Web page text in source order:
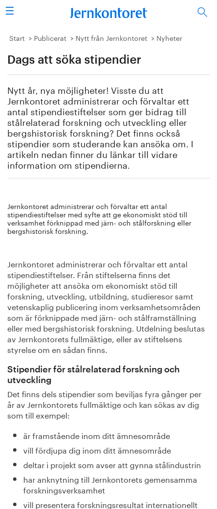
Sök
Stålindustrin
Vision 2050
Forskning/utbildning
Energi/miljö
Vi tycker
Publicerat
Bildbank
Om oss
Start Publicerat Nytt från Jernkontoret Nyheter
Dags att söka stipendier
Nytt år, nya möjligheter! Visste du att
Jernkontoret administrerar och förvaltar ett
antal stipendiestiftelser som ger bidrag till
stålrelaterad forskning och utveckling eller
bergshistorisk forskning? Det finns också
stipendier som studerande kan ansöka om. I
artikeln nedan finner du länkar till vidare
information om stipendierna.
Jernkontoret administrerar och förvaltar ett antal
stipendiestiftelser med syfte att ge ekonomiskt stöd till
verksamhet förknippad med järn- och stålforskning eller
bergshistorisk forskning.
Jernkontoret administrerar och förvaltar ett antal
stipendiestiftelser. Från stiftelserna finns det
möjligheter att ansöka om ekonomiskt stöd till
forskning, utveckling, utbildning, studieresor samt
vetenskaplig publicering inom verksamhetsområden
som är förknippade med järn- och stålframställning
eller med bergshistorisk forskning. Utdelning beslutas
av Jernkontorets fullmäktige, eller av stiftelsens
styrelse om en sådan finns.
Stipendier för stålrelaterad forskning och
utveckling
Det finns dels stipendier som beviljas fyra gånger per
år av Jernkontorets fullmäktige och kan sökas av dig
som till exempel:
är framstående inom ditt ämnesområde
vill fördjupa dig inom ditt ämnesområde
deltar i projekt som avser att gynna stålindustrin
har anknytning till Jernkontorets gemensamma
forskningsverksamhet
vill presentera forskningsresultat internationellt